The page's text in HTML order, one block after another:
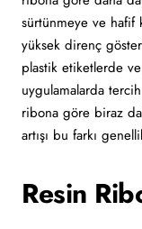
sürtünmeye ve hafif
yüksek direnç
plastik etiketlerde
uygulamalarda
ribona göre biraz
artışı bu farkı
Resin